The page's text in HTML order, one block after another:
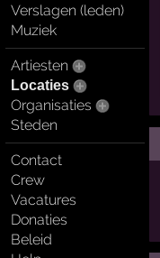
Verslagen (leden)
Muziek
Artiesten
Locaties
Organisaties
Steden
Contact
Crew
Vacatures
Donaties
Beleid